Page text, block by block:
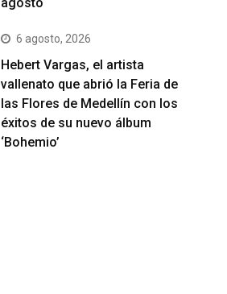
6 agosto, 2026
Hebert Vargas, el artista
vallenato que abrió la Feria de
las Flores de Medellín con los
éxitos de su nuevo álbum
‘Bohemio’